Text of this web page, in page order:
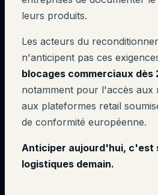
leurs produits.
Les acteurs du
n'anticipent pas ces
blocages commerciaux dès
notamment pour l'accès aux
aux plateformes retail
de conformité européenne.
Anticiper aujourd'hui, c'est
logistiques demain.